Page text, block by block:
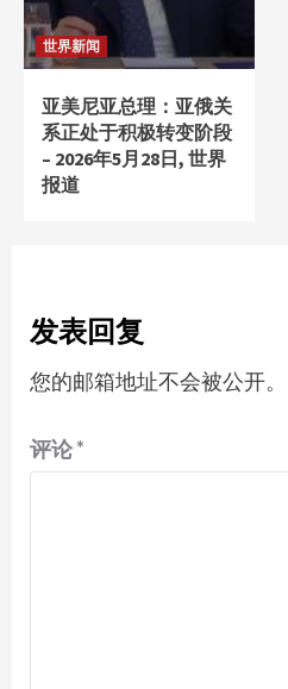
世界新闻
亚美尼亚总理：亚俄关
系正处于积极转变阶段
– 2026年5月28日, 世界
报道
发表回复
您的邮箱地址不会被公开。
评论*